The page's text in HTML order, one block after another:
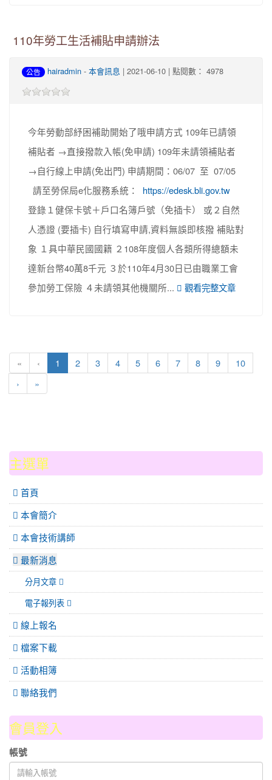
110年勞工生活補貼申請辦法
公告 hairadmin - 本會訊息 | 2021-06-10 | 點閱數： 4978
今年勞動部紓困補助開始了哦申請方式 109年已請領
補貼者 →直接撥款入帳(免申請) 109年未請領補貼者
→自行線上申請(免出門) 申請期間：06/07 至 07/05
請至勞保局e化服務系統： https://edesk.bli.gov.tw
登錄１健保卡號＋戶口名簿戶號（免插卡） 或２自然
人憑證 (要插卡) 自行填寫申請,資料無誤即核撥 補貼對
象 １具中華民國國籍 ２108年度個人各類所得總額未
達新台幣40萬8千元 ３於110年4月30日已由職業工會
參加勞工保險 ４未請領其他機關所...
觀看完整文章
« ‹ 1 (current)
2 3 4 5 6 7 8 9
10
›
»
:::主選單
 首頁
本會簡介
本會技術講師
最新消息
分月文章
電子報列表
線上報名
檔案下載
活動相簿
聯絡我們
會員登入
帳號